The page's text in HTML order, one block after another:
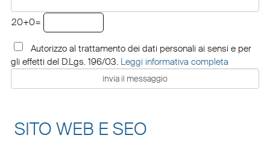
20+0=
Autorizzo al trattamento dei dati personali ai sensi e per
gli effetti del D.Lgs. 196/03. Leggi informativa completa
SITO WEB E SEO